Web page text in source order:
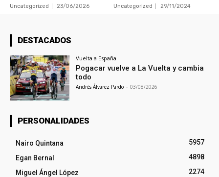
Uncategorized 23/06/2026 Uncategorized 29/11/2024
DESTACADOS
Vuelta a España
Pogacar vuelve a La Vuelta y cambia
todo
Andrés Álvarez Pardo - 03/08/2026
PERSONALIDADES
Nairo Quintana
5957
Egan Bernal
4898
Miguel Ángel López
2274